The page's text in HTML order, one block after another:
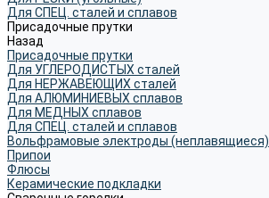
Для СПЕЦ. сталей и сплавов
Присадочные прутки
Назад
Присадочные прутки
Для УГЛЕРОДИСТЫХ сталей
Для НЕРЖАВЕЮЩИХ сталей
Для АЛЮМИНИЕВЫХ сплавов
Для МЕДНЫХ сплавов
Для СПЕЦ. сталей и сплавов
Вольфрамовые электроды (неплавящиеся)
Припои
Флюсы
Керамические подкладки